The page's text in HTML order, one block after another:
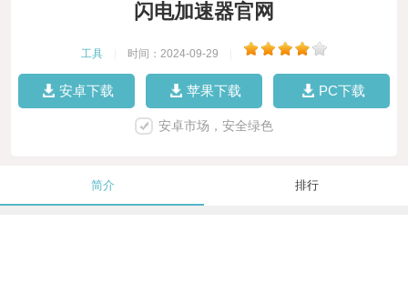
闪电加速器官网
工具 时间：2024-09-29
安卓下载 苹果下载 PC下载
安卓市场，安全绿色
简介 排行